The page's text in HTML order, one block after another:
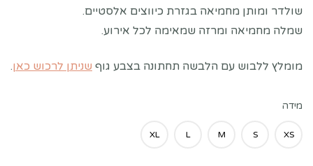
שולדר ומותן מחמיאה בגזרת כיווצים אלסטיים.
שמלה מחמיאה ומרזה שמאימה לכל אירוע.
מומלץ ללבוש עם הלבשה תחתונה בצבע גוף שניתן לרכוש כאן.
מידה
XS
S
M
L
XL